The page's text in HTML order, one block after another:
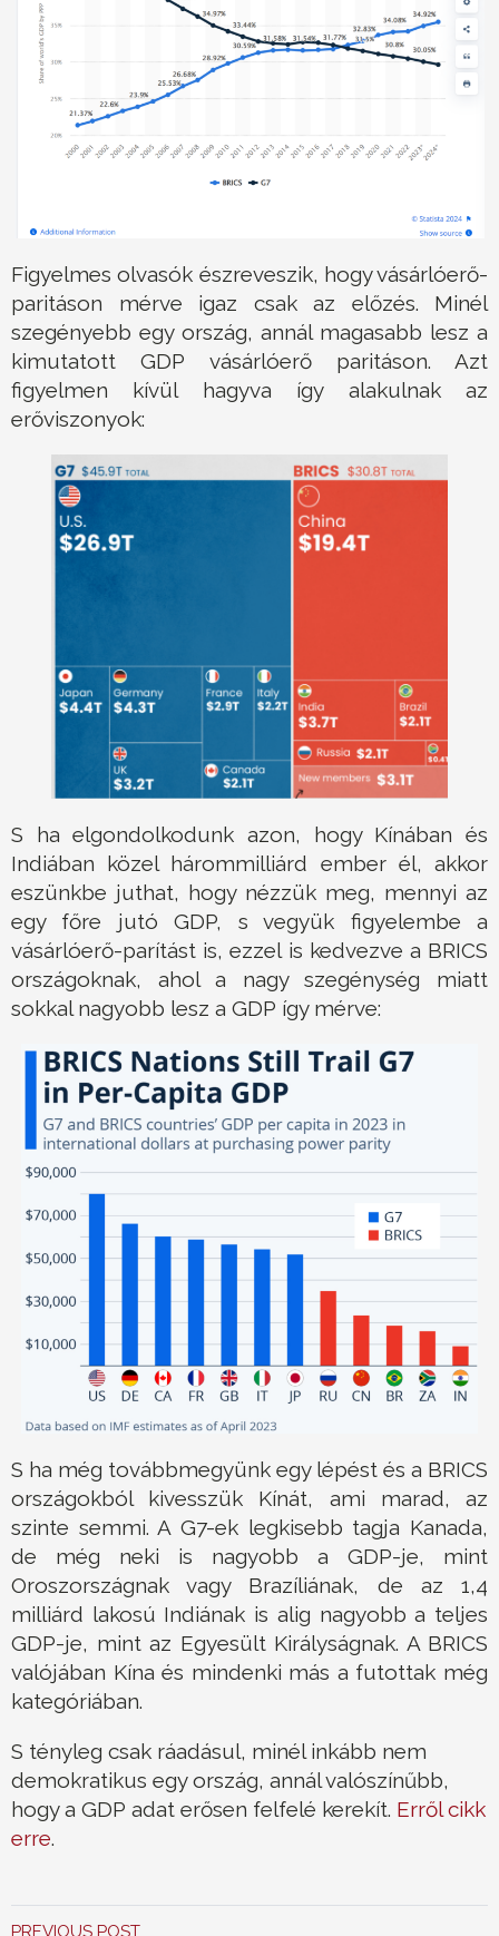
Figyelmes olvasók észreveszik, hogy vásárlóerő-
paritáson mérve igaz csak az előzés. Minél
szegényebb egy ország, annál magasabb lesz a
kimutatott GDP vásárlóerő paritáson. Azt
figyelmen kívül hagyva így alakulnak az
erőviszonyok:
S ha elgondolkodunk azon, hogy Kínában és
Indiában közel hárommilliárd ember él, akkor
eszünkbe juthat, hogy nézzük meg, mennyi az
egy főre jutó GDP, s vegyük figyelembe a
vásárlóerő-parítást is, ezzel is kedvezve a BRICS
országoknak, ahol a nagy szegénység miatt
sokkal nagyobb lesz a GDP így mérve:
S ha még továbbmegyünk egy lépést és a BRICS
országokból kivesszük Kínát, ami marad, az
szinte semmi. A G7-ek legkisebb tagja Kanada,
de még neki is nagyobb a GDP-je, mint
Oroszországnak vagy Brazíliának, de az 1,4
milliárd lakosú Indiának is alig nagyobb a teljes
GDP-je, mint az Egyesült Királyságnak. A BRICS
valójában Kína és mindenki más a futottak még
kategóriában.
S tényleg csak ráadásul, minél inkább nem
demokratikus egy ország, annál valószínűbb,
hogy a GDP adat erősen felfelé kerekít. Erről cikk
erre.
PREVIOUS POST